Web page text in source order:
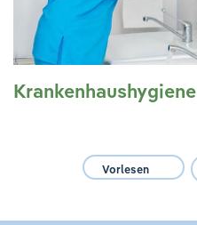
Krankenhaus­hygiene
Vorlesen